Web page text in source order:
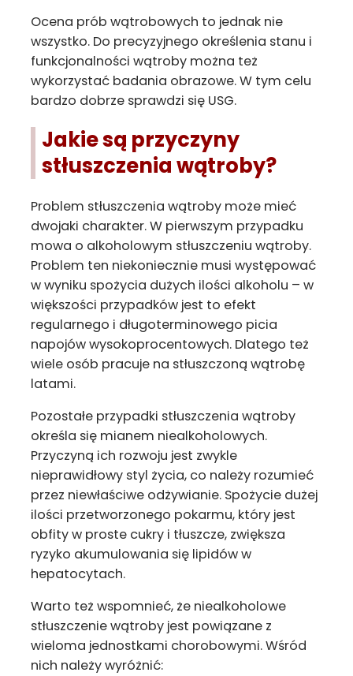
Ocena prób wątrobowych to jednak nie
wszystko. Do precyzyjnego określenia stanu i
funkcjonalności wątroby można też
wykorzystać badania obrazowe. W tym celu
bardzo dobrze sprawdzi się USG.
Jakie są przyczyny
stłuszczenia wątroby?
Problem stłuszczenia wątroby może mieć
dwojaki charakter. W pierwszym przypadku
mowa o alkoholowym stłuszczeniu wątroby.
Problem ten niekoniecznie musi występować
w wyniku spożycia dużych ilości alkoholu – w
większości przypadków jest to efekt
regularnego i długoterminowego picia
napojów wysokoprocentowych. Dlatego też
wiele osób pracuje na stłuszczoną wątrobę
latami.
Pozostałe przypadki stłuszczenia wątroby
określa się mianem niealkoholowych.
Przyczyną ich rozwoju jest zwykle
nieprawidłowy styl życia, co należy rozumieć
przez niewłaściwe odżywianie. Spożycie dużej
ilości przetworzonego pokarmu, który jest
obfity w proste cukry i tłuszcze, zwiększa
ryzyko akumulowania się lipidów w
hepatocytach.
Warto też wspomnieć, że niealkoholowe
stłuszczenie wątroby jest powiązane z
wieloma jednostkami chorobowymi. Wśród
nich należy wyróżnić: